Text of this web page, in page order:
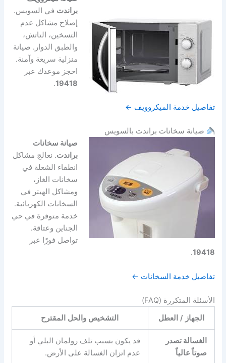
براندت في السويس.
إصلاح مشاكل عدم
التسخين، التاتش،
والطبق الدوار. صيانة
منزلية سريعة وآمنة.
احجز موعدك عبر
19418
.
تفاصيل خدمة الميكروويف ←
صيانة سخانات براندت بالسويس
صيانة سخانات
براندت. نعالج مشاكل
انطفاء الشعلة في
سخانات الغاز،
ومشاكل الهيتر في
السخانات الكهربائية.
خدمة متوفرة في حي
الجناين وعتاقة.
تواصل فورًا عبر
19418
.
تفاصيل خدمة السخانات ←
الأسئلة المتكررة (FAQ)
الجهاز / العطل
التشخيص والحل المقترح
الغسالة تصدر
صوتاً عالياً
قد يكون بسبب تلف رولمان البلي أو
عدم اتزان الغسالة على الأرض.